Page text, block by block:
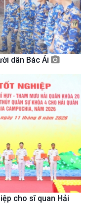
dân Bác Ái
cho sĩ quan Hải